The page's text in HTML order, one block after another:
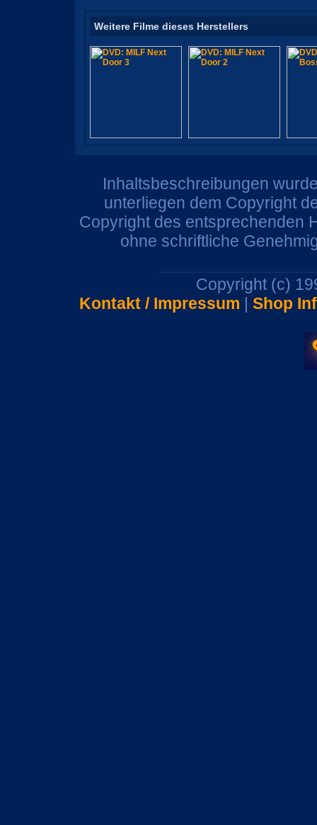
Weitere Filme dieses Herstellers
Inhaltsbeschreibungen
unterliegen dem Copyright
Copyright des entsprechenden
ohne schriftliche
Copyright (c)
Kontakt / Impressum | Shop